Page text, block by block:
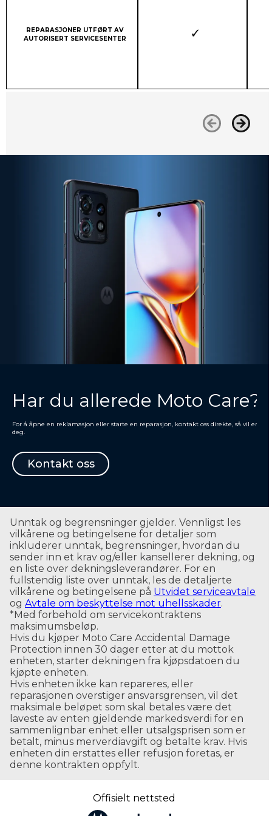
Column 1:
REPARASJONER UTFØRT AV
AUTORISERT SERVICESENTER
Har du allerede Moto Care?
For å åpne en reklamasjon eller starte en reparasjon, kontakt oss direkte, så vil en av
deg.
Kontakt oss
Unntak og begrensninger gjelder. Vennligst les
vilkårene og betingelsene for detaljer som
inkluderer unntak, begrensninger, hvordan du
sender inn et krav og/eller kansellerer dekning, og
en liste over dekningsleverandører. For en
fullstendig liste over unntak, les de detaljerte
vilkårene og betingelsene på Utvidet serviceavtale
og Avtale om beskyttelse mot uhellsskader.
*Med forbehold om servicekontraktens
maksimumsbeløp.
Hvis du kjøper Moto Care Accidental Damage
Protection innen 30 dager etter at du mottok
enheten, starter dekningen fra kjøpsdatoen du
kjøpte enheten.
Hvis enheten ikke kan repareres, eller
reparasjonen overstiger ansvarsgrensen, vil det
maksimale beløpet som skal betales være det
laveste av enten gjeldende markedsverdi for en
sammenlignbar enhet eller utsalgsprisen som er
betalt, minus merverdiavgift og betalte krav. Hvis
enheten din erstattes eller refusjon foretas, er
denne kontrakten oppfylt.
Offisielt nettsted